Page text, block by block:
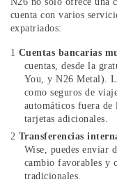
cuenta con varios
expatriados:
Cuentas bancarias
cuentas, desde la
You, y N26 Metal).
como seguros de
automáticos fuera
tarjetas adicionales.
Transferencias
Wise, puedes enviar
cambio favorables y
tradicionales.